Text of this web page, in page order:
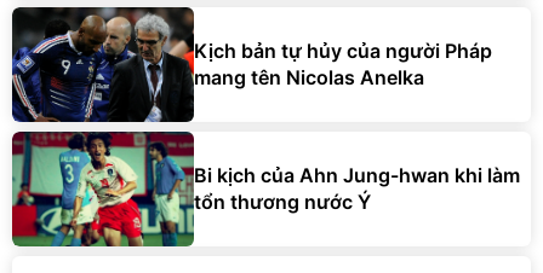
Kịch bản tự hủy của người Pháp
mang tên Nicolas Anelka
Bi kịch của Ahn Jung-hwan khi làm
tổn thương nước Ý